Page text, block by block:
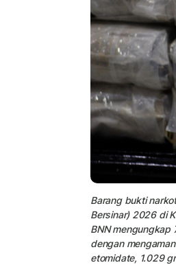
Barang bukti
Bersinar) 2026 di
BNN mengungkap
dengan
etomidate, 1.029